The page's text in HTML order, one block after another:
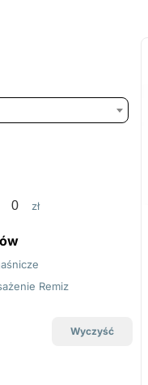
Minimum Price
Maximum Price
zł
Remiz
Wyczyść